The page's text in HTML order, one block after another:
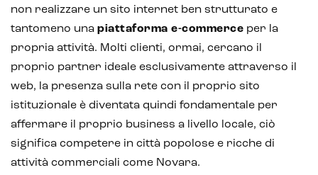
non realizzare un sito internet ben strutturato e
tantomeno una piattaforma e-commerce per la
propria attività. Molti clienti, ormai, cercano il
proprio partner ideale esclusivamente attraverso il
web, la presenza sulla rete con il proprio sito
istituzionale è diventata quindi fondamentale per
affermare il proprio business a livello locale, ciò
significa competere in città popolose e ricche di
attività commerciali come Novara.